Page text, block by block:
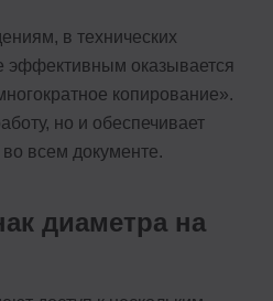
в технических
эффективным оказывается
копирование».
но и обеспечивает
всем документе.
диаметра на